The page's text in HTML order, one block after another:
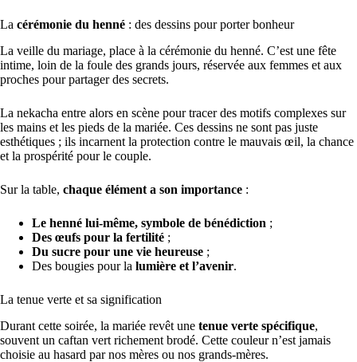
La cérémonie du henné : des dessins pour porter bonheur
La veille du mariage, place à la cérémonie du henné. C’est une fête
intime, loin de la foule des grands jours, réservée aux femmes et aux
proches pour partager des secrets.
La nekacha entre alors en scène pour tracer des motifs complexes sur
les mains et les pieds de la mariée. Ces dessins ne sont pas juste
esthétiques ; ils incarnent la protection contre le mauvais œil, la chance
et la prospérité pour le couple.
Sur la table, chaque élément a son importance :
Le henné lui-même, symbole de bénédiction ;
Des œufs pour la fertilité ;
Du sucre pour une vie heureuse ;
Des bougies pour la lumière et l’avenir.
La tenue verte et sa signification
Durant cette soirée, la mariée revêt une tenue verte spécifique,
souvent un caftan vert richement brodé. Cette couleur n’est jamais
choisie au hasard par nos mères ou nos grands-mères.